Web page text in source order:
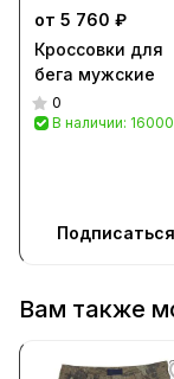
от 5 760 ₽
Кроссовки для
бега мужские
0
В наличии: 16000
Подписаться
Вам также